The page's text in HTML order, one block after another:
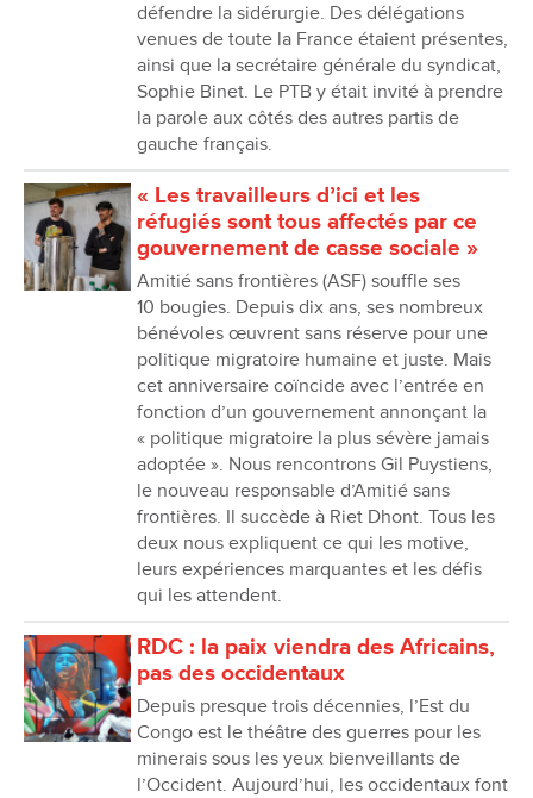
défendre la sidérurgie. Des délégations
venues de toute la France étaient présentes,
ainsi que la secrétaire générale du syndicat,
Sophie Binet. Le PTB y était invité à prendre
la parole aux côtés des autres partis de
gauche français.
« Les travailleurs dʼici et les
réfugiés sont tous affectés par ce
gouvernement de casse sociale »
Amitié sans frontières (ASF) souffle ses
10 bougies. Depuis dix ans, ses nombreux
bénévoles œuvrent sans réserve pour une
politique migratoire humaine et juste. Mais
cet anniversaire coïncide avec lʼentrée en
fonction dʼun gouvernement annonçant la
« politique migratoire la plus sévère jamais
adoptée ». Nous rencontrons Gil Puystiens,
le nouveau responsable dʼAmitié sans
frontières. Il succède à Riet Dhont. Tous les
deux nous expliquent ce qui les motive,
leurs expériences marquantes et les défis
qui les attendent.
RDC : la paix viendra des Africains,
pas des occidentaux
Depuis presque trois décennies, lʼEst du
Congo est le théâtre des guerres pour les
minerais sous les yeux bienveillants de
l’Occident. Aujourd’hui, les occidentaux font